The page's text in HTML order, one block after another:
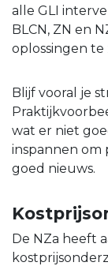
alle GLI
BLCN, ZN en
oplossingen te
Blijf vooral je
wat er niet
inspannen om
goed nieuws.
De NZa heeft